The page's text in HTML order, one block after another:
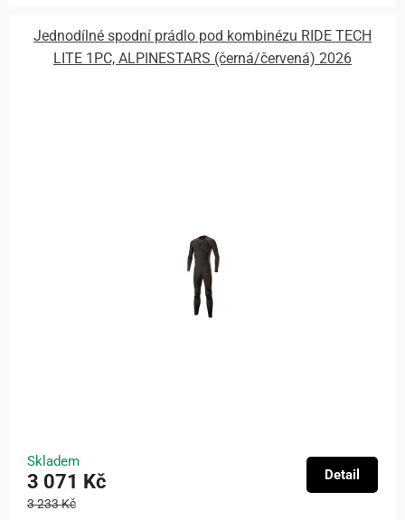
Jednodílné spodní prádlo pod kombinézu RIDE TECH
LITE 1PC, ALPINESTARS (černá/červená) 2026
Skladem
3 071 Kč
3 233 Kč
Detail